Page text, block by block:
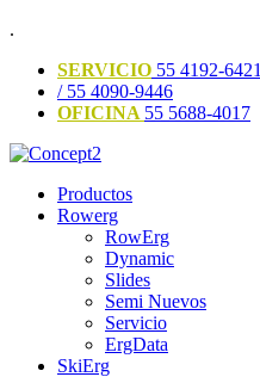
.
SERVICIO 55 4192-6421
/ 55 4090-9446
OFICINA 55 5688-4017
Productos
Rowerg
RowErg
Dynamic
Slides
Semi Nuevos
Servicio
ErgData
SkiErg